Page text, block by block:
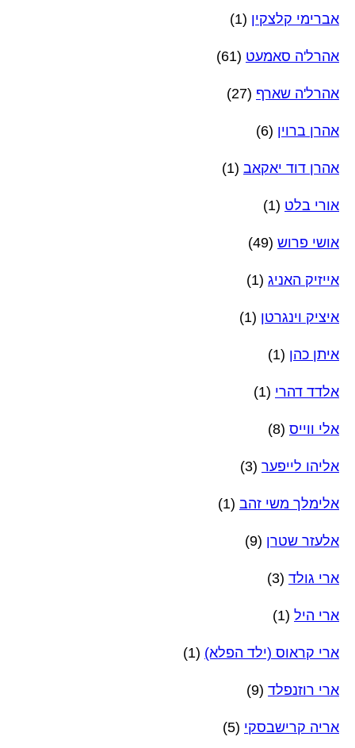
אברימי קלצקין (1)
אהרל'ה סאמעט (61)
אהרל'ה שארף (27)
אהרן ברוין (6)
אהרן דוד יאקאב (1)
אורי בלט (1)
אושי פרוש (49)
אייזיק האניג (1)
איציק וינגרטן (1)
איתן כהן (1)
אלדד דהרי (1)
אלי ווייס (8)
אליהו לייפער (3)
אלימלך משי זהב (1)
אלעזר שטרן (9)
ארי גולד (3)
ארי היל (1)
ארי קראוס (ילד הפלא) (1)
ארי רוזנפלד (9)
אריה קרישבסקי (5)